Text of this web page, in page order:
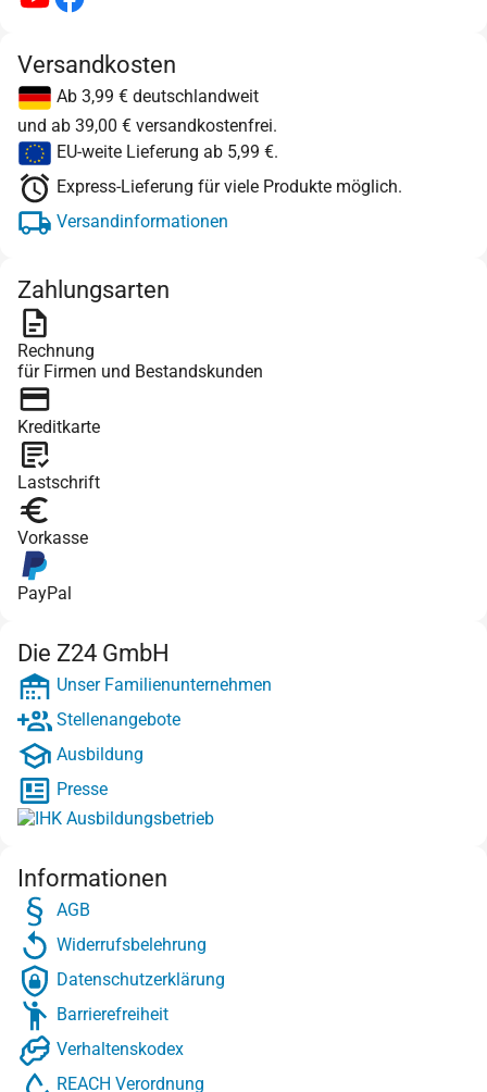
Versandkosten
Ab 3,99 € deutschlandweit
und ab 39,00 € versandkostenfrei.
EU-weite Lieferung ab 5,99 €.
Express-Lieferung für viele Produkte möglich.
Versandinformationen
Zahlungsarten
Rechnung
für Firmen und Bestandskunden
Kreditkarte
Lastschrift
Vorkasse
PayPal
Die Z24 GmbH
Unser Familienunternehmen
Stellenangebote
Ausbildung
Presse
Informationen
AGB
Widerrufsbelehrung
Datenschutzerklärung
Barrierefreiheit
Verhaltenskodex
REACH Verordnung